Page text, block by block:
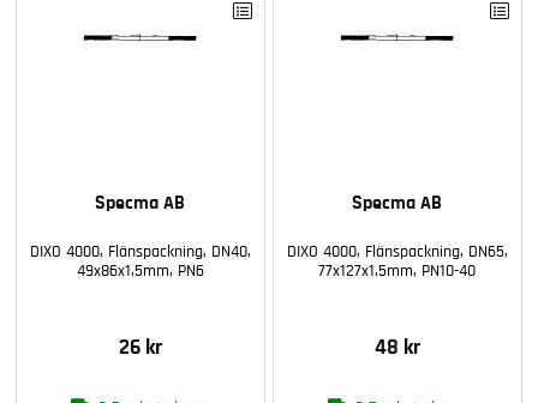
Specma AB
DIXO 4000, Flänspackning, DN40,
49x86x1,5mm, PN6
26 kr
Specma AB
DIXO 4000, Flänspackning, DN65,
77x127x1,5mm, PN10-40
48 kr